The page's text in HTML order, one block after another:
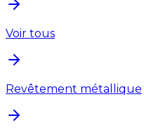
Voir tous
Revêtement métallique